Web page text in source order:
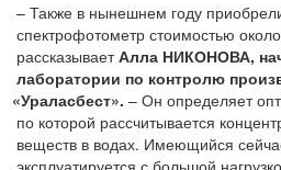
– Также в нынешнем году
спектрофотометр стоимостью
рассказываетАлла НИКОНОВА,
лаборатории по контролю
«Ураласбест». – Он определяет
по которой рассчитывается
веществ в водах. Имеющийся